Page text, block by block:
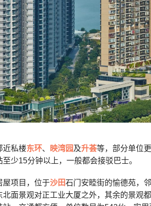
近私楼东环、 映湾园及升荟等，部分单位
少15分钟以上，一般都会接驳巴士。
屋项目，位于沙田石门安睦街的愉德苑，
北面景观对正工业大厦之外，其余的景观